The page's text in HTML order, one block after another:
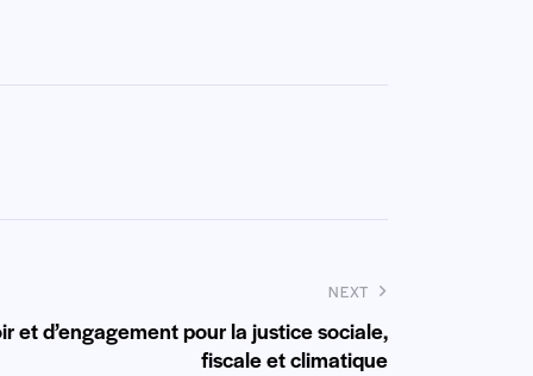
NEXT
et d’engagement pour la justice sociale,
fiscale et climatique